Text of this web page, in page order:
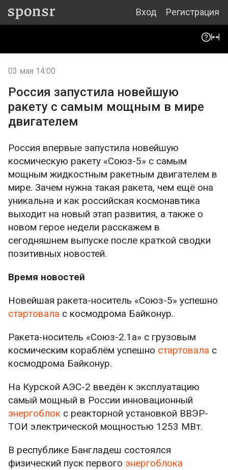
Вход Регистрация
03 мая 14:00
Россия запустила новейшую
ракету с самым мощным в мире
двигателем
Россия впервые запустила новейшую
космическую ракету «Союз-5» с самым
мощным жидкостным ракетным двигателем в
мире. Зачем нужна такая ракета, чем ещё она
уникальна и как российская космонавтика
выходит на новый этап развития, а также о
новом герое недели расскажем в
сегодняшнем выпуске после краткой сводки
позитивных новостей.
Время новостей
Новейшая ракета-носитель «Союз-5» успешно
стартовала с космодрома Байконур.
Ракета-носитель «Союз-2.1а» с грузовым
космическим кораблём успешно стартовала с
космодрома Байконур.
На Курской АЭС-2 введён к эксплуатацию
самый мощный в России инновационный
энергоблок с реакторной установкой ВВЭР-
ТОИ электрической мощностью 1253 МВт.
В республике Бангладеш состоялся
физический пуск первого энергоблока